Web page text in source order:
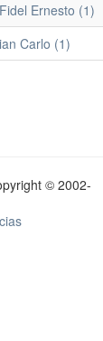
Ernesto (1)
Carlo (1)
© 2002-